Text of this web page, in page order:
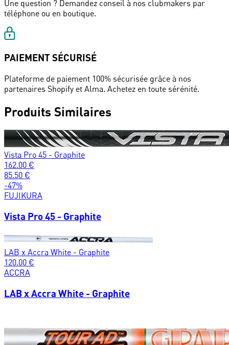
Une question ? Demandez conseil à nos clubmakers par
téléphone ou en boutique.
PAIEMENT SÉCURISÉ
Plateforme de paiement 100% sécurisée grâce à nos
partenaires Shopify et Alma. Achetez en toute sérénité.
Produits Similaires
Vista Pro 45 - Graphite
162.00 €
85.50 €
-47%
FUJIKURA
Vista Pro 45 - Graphite
LAB x Accra White - Graphite
120.00 €
ACCRA
LAB x Accra White - Graphite